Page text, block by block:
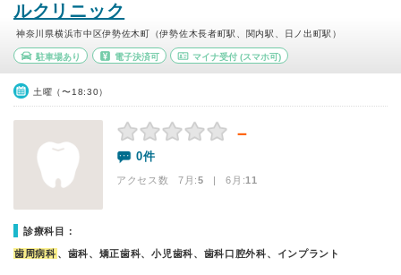
ルクリニック
神奈川県横浜市中区伊勢佐木町（伊勢佐木長者町駅、関内駅、日ノ出町駅）
駐車場あり 電子決済可 マイナ受付 (スマホ可)
土曜（〜18:30）
－
0件
アクセス数 7月:5 | 6月:11
診療科目：
歯周病科 、歯科、矯正歯科、小児歯科、歯科口腔外科、インプラント